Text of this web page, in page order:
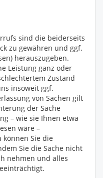
sind die beiderseits
zu gewähren und ggf.
herauszugeben.
Leistung ganz oder
Zustand
insoweit ggf.
von Sachen gilt
der Sache
– wie sie Ihnen etwa
wäre –
Sie die
Sie die Sache nicht
nehmen und alles